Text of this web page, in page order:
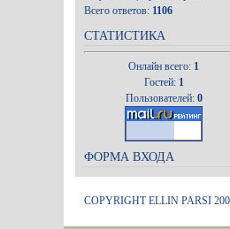
Всего ответов: 1106
СТАТИСТИКА
Онлайн всего: 1
Гостей: 1
Пользователей: 0
ФОРМА ВХОДА
COPYRIGHT ELLIN PARSI